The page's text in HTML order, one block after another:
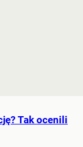
Tak ocenili